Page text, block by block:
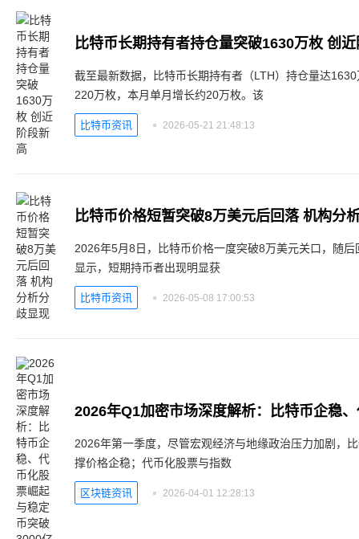
比特币长期持有者持仓量突破1630万枚 创
截至最新数据，比特币长期持有者（LTH）持仓量达
220万枚，本月单月增长约20万枚。该
比特币资讯 2026-05-21 21:48:13
比特币价格短暂突破8万美元后回落 机构分
2026年5月8日，比特币价格一度突破8万美元关口，随
显示，短期持币者出现明显获
比特币资讯 2026-05-08 17:00:53
2026年第一季度，尽管宏观经济与地缘政治压力加剧，
撑价格企稳；代币化股票与指数
区块链资讯 2026-04-01 12:28:13